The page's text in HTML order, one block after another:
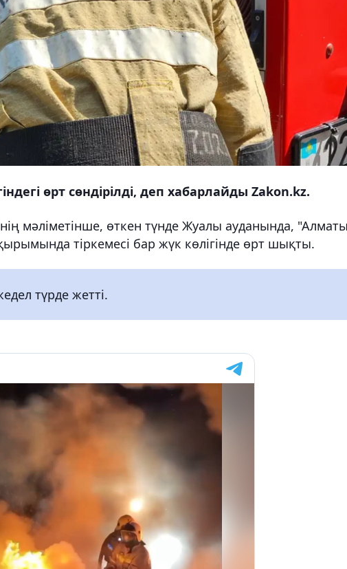
өрт сөндірілді, деп хабарлайды Zakon.kz.
мәліметінше, өткен түнде Жуалы ауданында,
тіркемесі бар жүк көлігінде өрт шықты.
түрде жетті.